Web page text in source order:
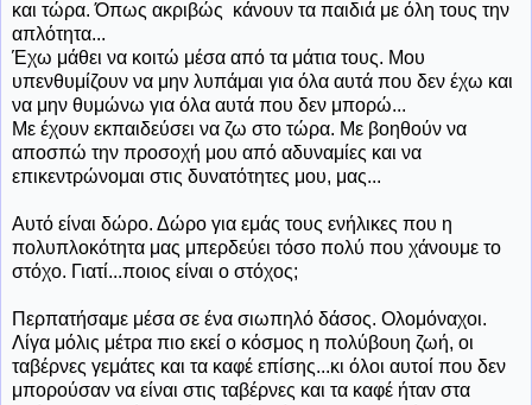
και τώρα. Όπως ακριβώς κάνουν τα παιδιά με όλη τους την
απλότητα...
Έχω μάθει να κοιτώ μέσα από τα μάτια τους. Μου
υπενθυμίζουν να μην λυπάμαι για όλα αυτά που δεν έχω και
να μην θυμώνω για όλα αυτά που δεν μπορώ...
Με έχουν εκπαιδεύσει να ζω στο τώρα. Με βοηθούν να
αποσπώ την προσοχή μου από αδυναμίες και να
επικεντρώνομαι στις δυνατότητες μου, μας...
Αυτό είναι δώρο. Δώρο για εμάς τους ενήλικες που η
πολυπλοκότητα μας μπερδεύει τόσο πολύ που χάνουμε το
στόχο. Γιατί...ποιος είναι ο στόχος;
Περπατήσαμε μέσα σε ένα σιωπηλό δάσος. Ολομόναχοι.
Λίγα μόλις μέτρα πιο εκεί ο κόσμος η πολύβουη ζωή, οι
ταβέρνες γεμάτες και τα καφέ επίσης...κι όλοι αυτοί που δεν
μπορούσαν να είναι στις ταβέρνες και τα καφέ ήταν στα